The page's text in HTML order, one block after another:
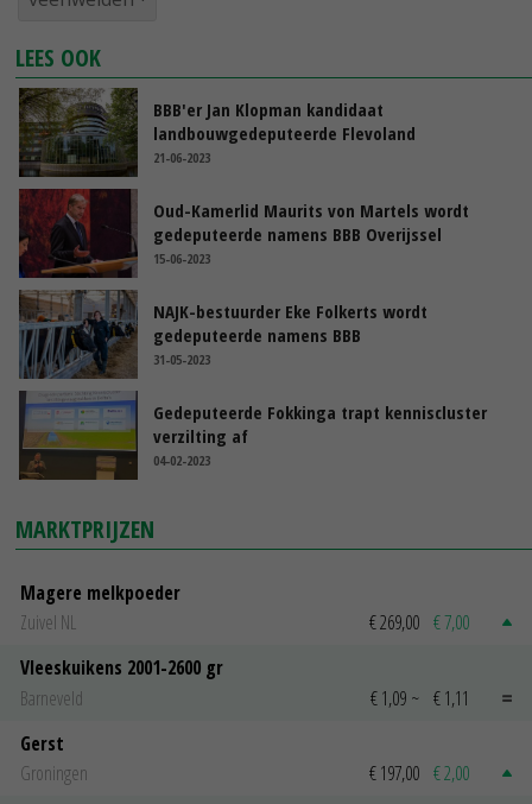
LEES OOK
BBB'er Jan Klopman kandidaat
landbouwgedeputeerde Flevoland
21-06-2023
Oud-Kamerlid Maurits von Martels wordt
gedeputeerde namens BBB Overijssel
15-06-2023
NAJK-bestuurder Eke Folkerts wordt
gedeputeerde namens BBB
31-05-2023
Gedeputeerde Fokkinga trapt kenniscluster
verzilting af
04-02-2023
MARKTPRIJZEN
Magere melkpoeder
Zuivel NL
€ 269,00 € 7,00
Vleeskuikens 2001-2600 gr
Barneveld
€ 1,09 ~ € 1,11
Gerst
Groningen
€ 197,00 € 2,00